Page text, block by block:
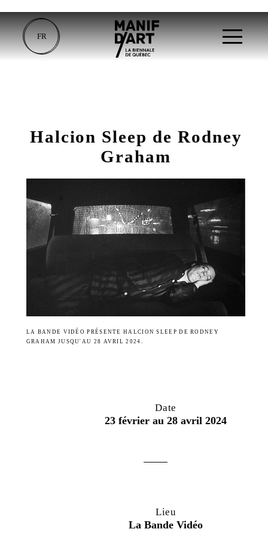
FR
Halcion Sleep de Rodney
Graham
LA BANDE VIDÉO PRÉSENTE HALCION SLEEP DE RODNEY
GRAHAM JUSQU'AU 28 AVRIL 2024.
Date
23 février au 28 avril 2024
Lieu
La Bande Vidéo